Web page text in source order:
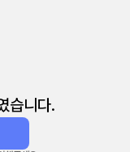
습니다.